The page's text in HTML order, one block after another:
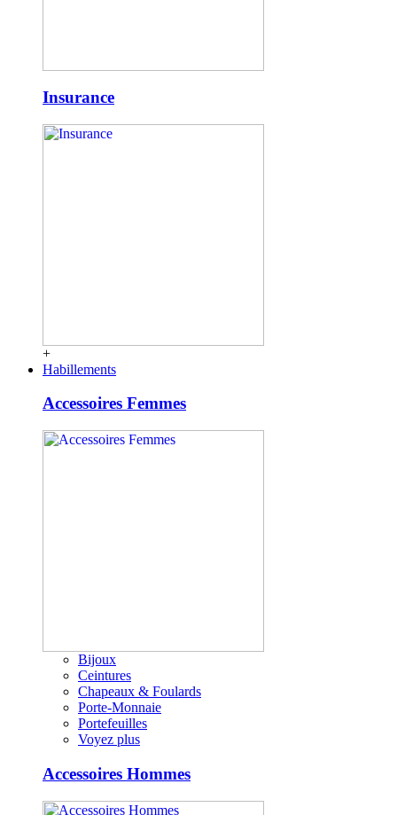
Insurance
+
Habillements
Accessoires Femmes
Bijoux
Ceintures
Chapeaux & Foulards
Porte-Monnaie
Portefeuilles
Voyez plus
Accessoires Hommes